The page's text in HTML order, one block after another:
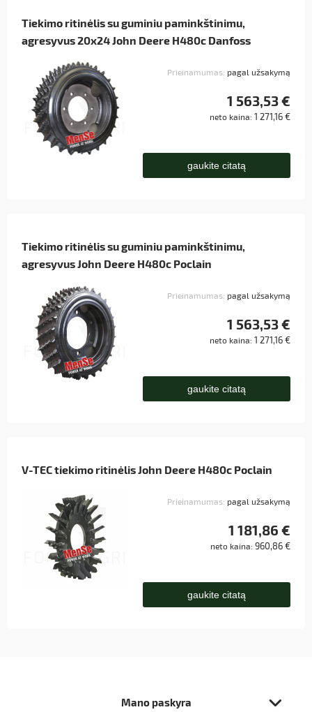
Tiekimo ritinėlis su guminiu paminkštinimu,
agresyvus 20x24 John Deere H480c Danfoss
Prieinamumas: pagal užsakymą
1 563,53 €
neto kaina: 1 271,16 €
gaukite citatą
Tiekimo ritinėlis su guminiu paminkštinimu,
agresyvus John Deere H480c Poclain
Prieinamumas: pagal užsakymą
1 563,53 €
neto kaina: 1 271,16 €
gaukite citatą
V-TEC tiekimo ritinėlis John Deere H480c Poclain
Prieinamumas: pagal užsakymą
1 181,86 €
neto kaina: 960,86 €
gaukite citatą
Mano paskyra